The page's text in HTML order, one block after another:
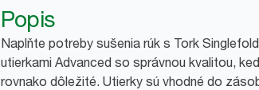
Popis
Naplňte potreby sušenia rúk s Tork
utierkami Advanced so správnou kvalitou,
rovnako dôležité. Utierky sú vhodné do